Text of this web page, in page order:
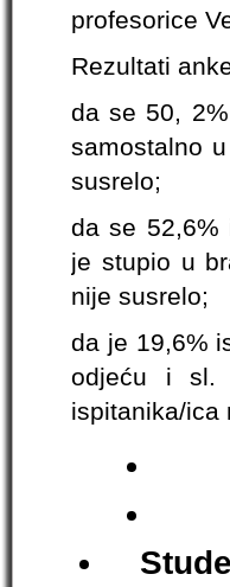
profesorice
Rezultati
da se 50,
samostalno
susrelo;
da se 52,6%
je stupio u
nije susrelo;
da je 19,6%
odjeću i sl.
ispitanika/ica